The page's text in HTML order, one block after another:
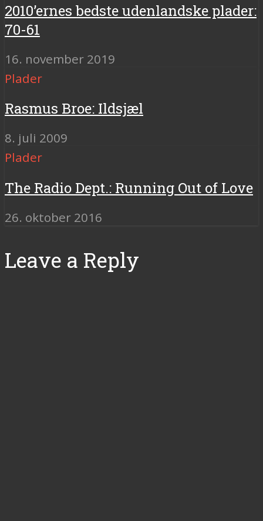
2010’ernes bedste udenlandske plader:
70-61
16. november 2019
Plader
Rasmus Broe: Ildsjæl
8. juli 2009
Plader
The Radio Dept.: Running Out of Love
26. oktober 2016
Leave a Reply